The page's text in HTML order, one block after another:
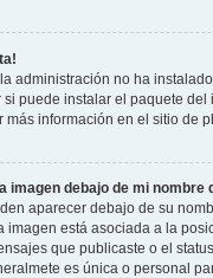
administración no ha
puede instalar el paquete
más información en el sitio de
imagen debajo de mi nombre
aparecer debajo de su
imagen está asociada a la
que publicaste o el
es única o personal